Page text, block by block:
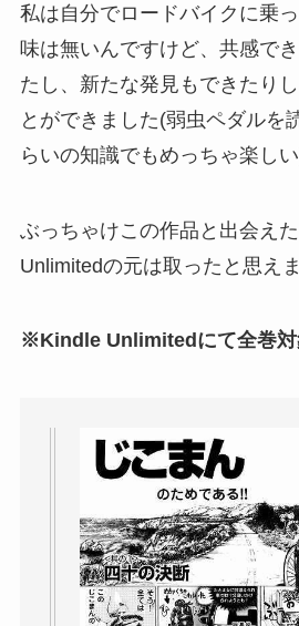
私は自分でロードバイクに乗
味は無いんですけど、共感で
たし、新たな発見もできたり
とができました(弱虫ペダルを
らいの知識でもめっちゃ楽しい
ぶっちゃけこの作品と出会え
Unlimitedの元は取ったと思えま
※Kindle Unlimitedにて全巻